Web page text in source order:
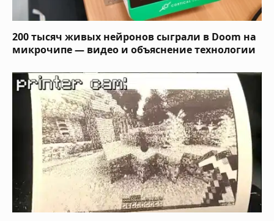
200 тысяч живых нейронов сыграли в Doom на
микрочипе — видео и объяснение технологии